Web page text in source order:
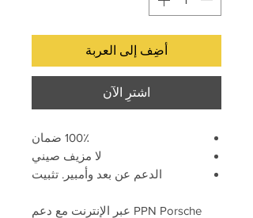
أضِف إلى العربة
اشترِ الآن
100٪ ضمان
لا مزيف صيني
الدعم عن بعد وأمبير. تثبيت
PPN Porsche عبر الإنترنت مع دعم